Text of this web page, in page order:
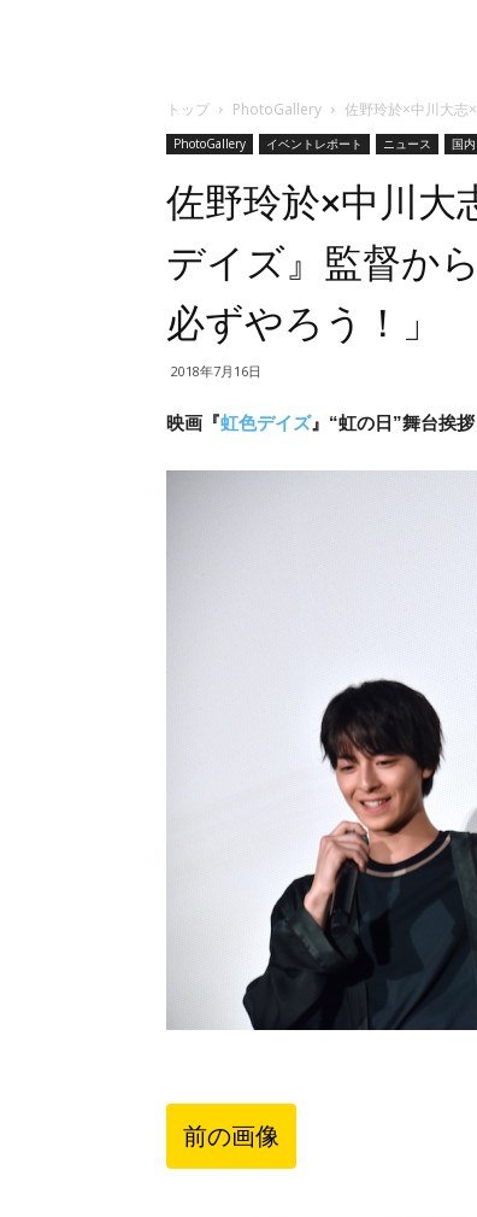
トップ PhotoGallery 佐野玲於×中川大志
PhotoGallery イベントレポート ニュース 国内
佐野玲於×中川大
デイズ』監督か
必ずやろう！」
2018年7月16日
映画『虹色デイズ』“虹の日”舞台挨拶
前の画像